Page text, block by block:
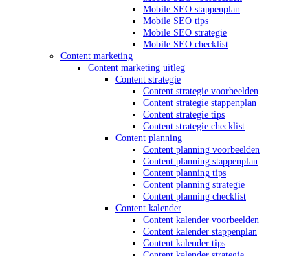
Mobile SEO stappenplan
Mobile SEO tips
Mobile SEO strategie
Mobile SEO checklist
Content marketing
Content marketing uitleg
Content strategie
Content strategie voorbeelden
Content strategie stappenplan
Content strategie tips
Content strategie checklist
Content planning
Content planning voorbeelden
Content planning stappenplan
Content planning tips
Content planning strategie
Content planning checklist
Content kalender
Content kalender voorbeelden
Content kalender stappenplan
Content kalender tips